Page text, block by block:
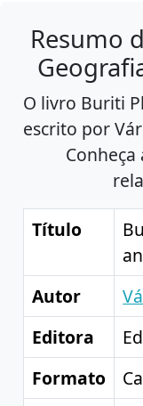
Resumo
O livro Buriti
escrito por
Título
Autor
Editora
Formato